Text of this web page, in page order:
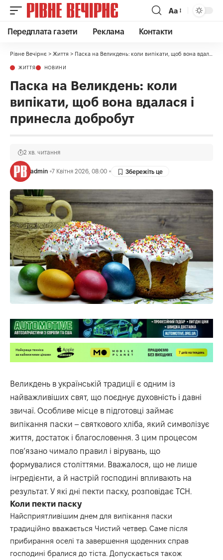
Аа
Передплата газети Реклама Контакти
Рівне Вечірнє > Життя > Паска на Великдень: коли випікати, щоб вона вдалася і принесла добробут
ЖИТТЯ НОВИНИ
Паска на Великдень: коли
випікати, щоб вона вдалася і
принесла добробут
admin 7 Квітня 2026, 08:00
2 хв. читання
Великдень в українській традиції є одним із
найважливіших свят, що поєднує духовність і давні
звичаї. Особливе місце в підготовці займає
випікання паски – святкового хліба, який символізує
життя, достаток і благословення. З цим процесом
пов’язано чимало правил і вірувань, що
формувалися століттями. Вважалося, що не лише
інгредієнти, а й настрій господині впливають на
результат. У які дні пекти паску, розповідає ТСН.
Коли пекти паску
Найсприятливішим днем для випікання паски
традиційно вважається Чистий четвер. Саме після
прибирання оселі та завершення щоденних справ
господині бралися до тіста. Допускається також